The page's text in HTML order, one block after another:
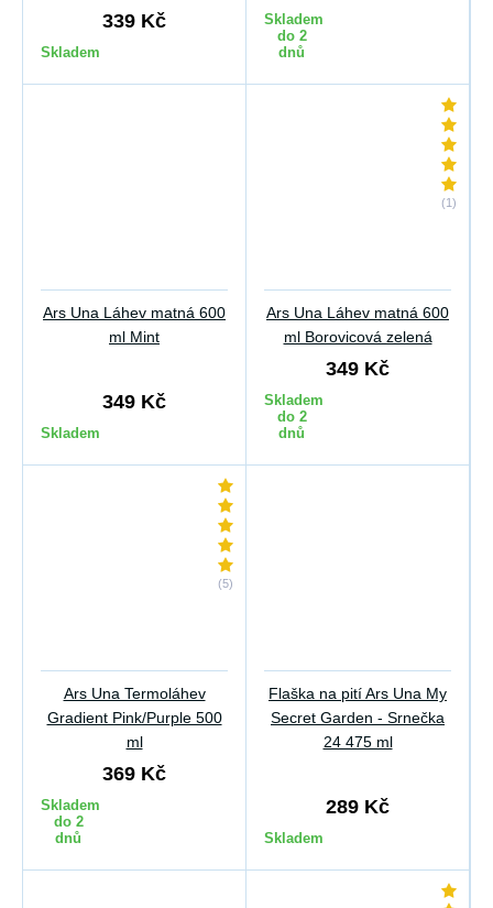
339 Kč
Skladem
Skladem
do 2
dnů
Ars Una Láhev matná 600
ml Mint
349 Kč
Skladem
(1)
Ars Una Láhev matná 600
ml Borovicová zelená
349 Kč
Skladem
do 2
dnů
(5)
Ars Una Termoláhev
Gradient Pink/Purple 500
ml
369 Kč
Skladem
do 2
dnů
Flaška na pití Ars Una My
Secret Garden - Srnečka
24 475 ml
289 Kč
Skladem